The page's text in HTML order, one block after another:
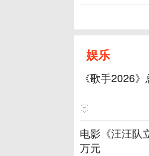
娱乐
《歌手2026
电影《汪汪队
万元